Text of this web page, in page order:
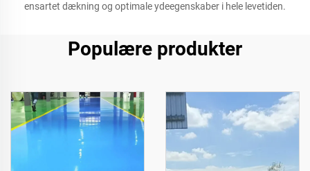
ensartet dækning og optimale ydeegenskaber i hele levetiden.
Populære produkter